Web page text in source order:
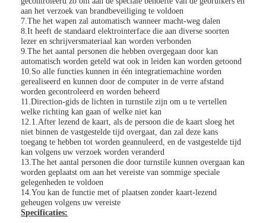
Thuis
Producten
Video's
aan het verzoek van brandbeveiliging te voldoen
7.The het wapen zal automatisch wanneer macht-weg dalen
8.It heeft de standaard elektrointerface die aan diverse soorten
lezer en schrijversmateriaal kan worden verbonden
9.The het aantal personen die hebben overgegaan door kan
automatisch worden geteld wat ook in leiden kan worden getoond
10.So alle functies kunnen in één integratiemachine worden
gerealiseerd en kunnen door de computer in de verre afstand
worden gecontroleerd en worden beheerd
11.Direction-gids de lichten in turnstile zijn om u te vertellen
welke richting kan gaan of welke niet kan
12.1.After lezend de kaart, als de persoon die de kaart sloeg het
niet binnen de vastgestelde tijd overgaat, dan zal deze kans
toegang te hebben tot worden geannuleerd, en de vastgestelde tijd
kan volgens uw verzoek worden veranderd
13.The het aantal personen die door turnstile kunnen overgaan kan
worden geplaatst om aan het vereiste van sommige speciale
gelegenheden te voldoen
14.You kan de functie met of plaatsen zonder kaart-lezend
geheugen volgens uw vereiste
Specificaties: